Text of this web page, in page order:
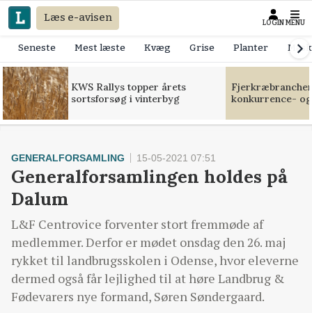
Læs e-avisen LOGIN MENU
Seneste Mest læste Kvæg Grise Planter
KWS Rallys topper årets
sortsforsøg i vinterbyg
konkurrence-
GENERALFORSAMLING 15-05-2021 07:51
Generalforsamlingen holdes på
Dalum
L&F Centrovice forventer stort fremmøde af
medlemmer. Derfor er mødet onsdag den 26. maj
rykket til landbrugsskolen i Odense, hvor eleverne
dermed også får lejlighed til at høre Landbrug &
Fødevarers nye formand, Søren Søndergaard.